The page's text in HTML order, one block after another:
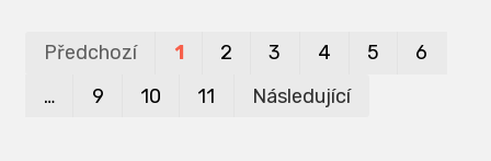
Předchozí 1 2 3 4 5
6
…
9 10 11 Následující